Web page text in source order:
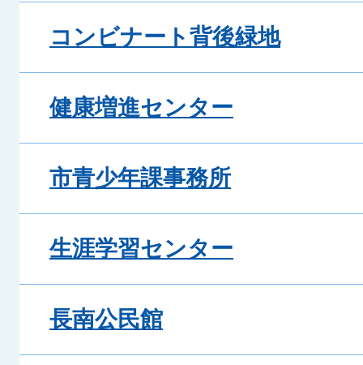
コンビナート背後緑地
健康増進センター
市青少年課事務所
生涯学習センター
長南公民館